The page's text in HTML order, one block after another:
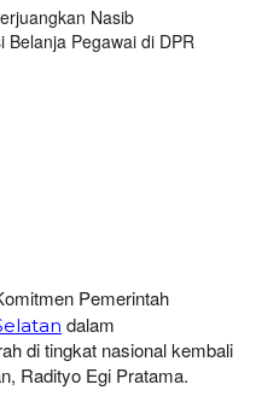
Nasib
Belanja Pegawai di DPR
Pemerintah
dalam
di tingkat nasional kembali
Radityo Egi Pratama.